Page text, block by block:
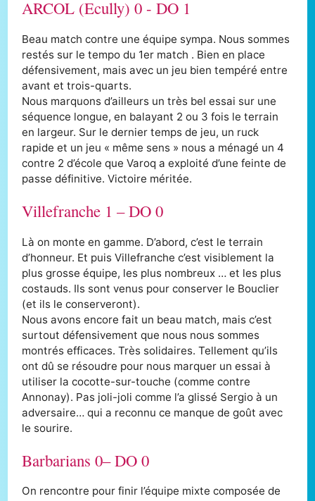
ARCOL (Ecully) 0 - DO 1
Beau match contre une équipe sympa. Nous sommes
restés sur le tempo du 1er match . Bien en place
défensivement, mais avec un jeu bien tempéré entre
avant et trois-quarts.
Nous marquons d’ailleurs un très bel essai sur une
séquence longue, en balayant 2 ou 3 fois le terrain
en largeur. Sur le dernier temps de jeu, un ruck
rapide et un jeu « même sens » nous a ménagé un 4
contre 2 d’école que Varoq a exploité d’une feinte de
passe définitive. Victoire méritée.
Villefranche 1 – DO 0
Là on monte en gamme. D’abord, c’est le terrain
d’honneur. Et puis Villefranche c’est visiblement la
plus grosse équipe, les plus nombreux … et les plus
costauds. Ils sont venus pour conserver le Bouclier
(et ils le conserveront).
Nous avons encore fait un beau match, mais c’est
surtout défensivement que nous nous sommes
montrés efficaces. Très solidaires. Tellement qu’ils
ont dû se résoudre pour nous marquer un essai à
utiliser la cocotte-sur-touche (comme contre
Annonay). Pas joli-joli comme l’a glissé Sergio à un
adversaire… qui a reconnu ce manque de goût avec
le sourire.
Barbarians 0– DO 0
On rencontre pour finir l’équipe mixte composée de